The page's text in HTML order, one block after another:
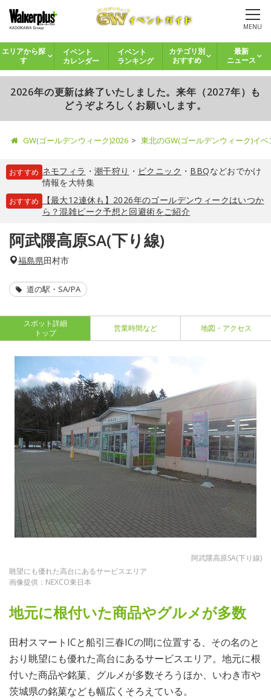
MENU
エリアから探
す
イベント
カレンダー
イベント
ランキング
カテゴリ別
おすすめ
最新
ニュース
2026年の更新は終了いたしました。来年（2027年）も
どうぞよろしくお願いします。
GW(ゴールデンウィーク)2026 東北のGW(ゴールデンウィーク)イ
おすすめ ネモフィラ ・ 潮干狩り ・ ピクニック ・ BBQなどおでかけ
情報を大特集
おすすめ
【最大12連休も】2026年のゴールデンウィークはいつか
ら？混雑ピーク予想と回避術をご紹介
阿武隈高原SA(下り線)
福島県田村市
道の駅・SA/PA
スポット詳細
トップ
営業時間など 地図・アクセス
阿武隈高原SA(下り線)
眺望にも優れた高台にあるサービスエリア
画像提供：NEXCO東日本
地元に根付いた商品やグルメが多数
田村スマートICと船引三春ICの間に位置する、その名のと
おり眺望にも優れた高台にあるサービスエリア。地元に根
付いた商品や銘菓、グルメが多数そろうほか、いわき市や
茨城県の銘菓なども幅広くそろえている。